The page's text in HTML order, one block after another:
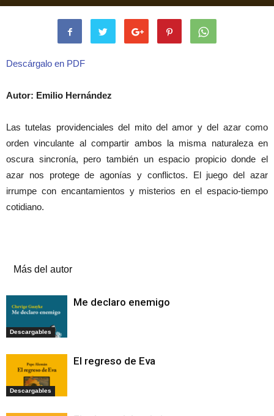
Descárgalo en PDF
Autor: Emilio Hernández
Las tutelas providenciales del mito del amor y del azar como
orden vinculante al compartir ambos la misma naturaleza en
oscura sincronía, pero también un espacio propicio donde el
azar nos protege de agonías y conflictos. El juego del azar
irrumpe con encantamientos y misterios en el espacio-tiempo
cotidiano.
Más del autor
Descargables
Me declaro enemigo
Descargables
El regreso de Eva